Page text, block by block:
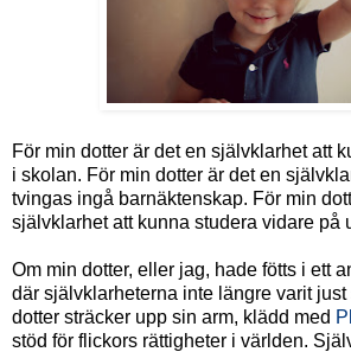
För min dotter är det en självklarhet att
i skolan. För min dotter är det en
tvingas ingå barnäktenskap. För min
självklarhet att kunna studera vidare på
Om min dotter, eller jag, hade fötts i ett
där självklarheterna inte längre varit
dotter sträcker upp sin arm, klädd med
stöd för flickors rättigheter i världen.